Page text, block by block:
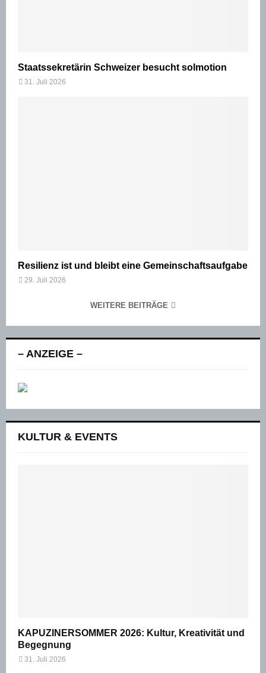
Staatssekretärin Schweizer besucht solmotion
31. Juli 2026
Resilienz ist und bleibt eine Gemeinschaftsaufgabe
29. Juli 2026
WEITERE BEITRÄGE
– ANZEIGE –
KULTUR & EVENTS
KAPUZINERSOMMER 2026: Kultur, Kreativität und
Begegnung
31. Juli 2026